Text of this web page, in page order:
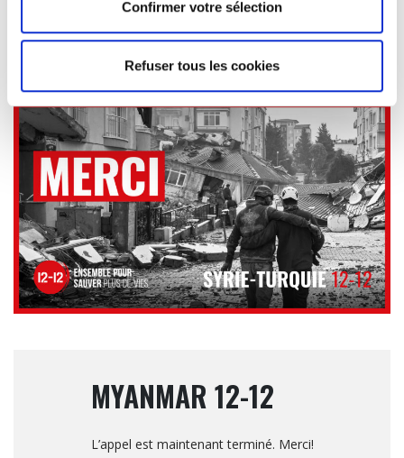
Confirmer votre sélection
Refuser tous les cookies
MYANMAR 12-12
L’appel est maintenant terminé. Merci!